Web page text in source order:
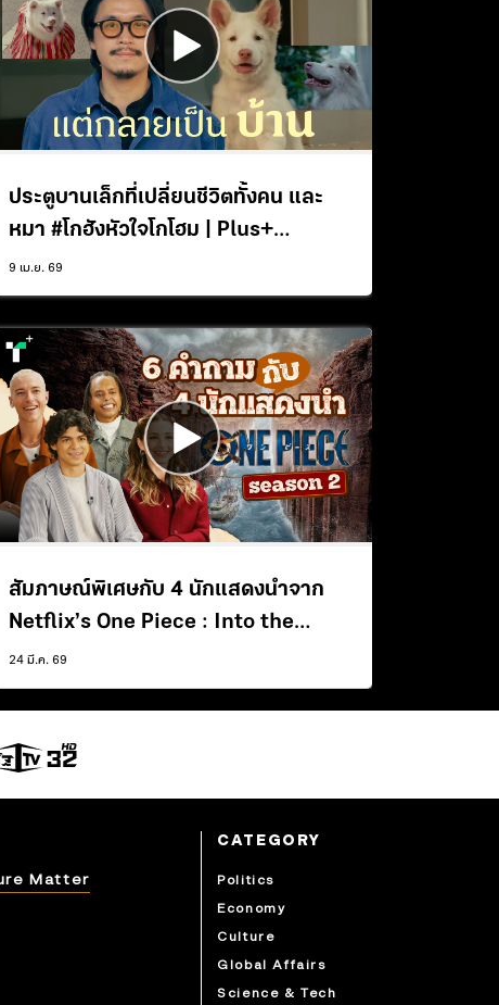
ประตูบานเล็กที่เปลี่ยนชีวิตทั้งคน และ
หมา #โกฮังหัวใจโกโฮม | Plus+
Interview
9 เม.ย. 69
สัมภาษณ์พิเศษกับ 4 นักแสดงนำจาก
Netflix’s One Piece : Into the
Grand Line ซีซัน 2 | Plus+ Interview
24 มี.ค. 69
Matter
CATEGORY
Politics
Economy
Culture
Global Affairs
Science & Tech